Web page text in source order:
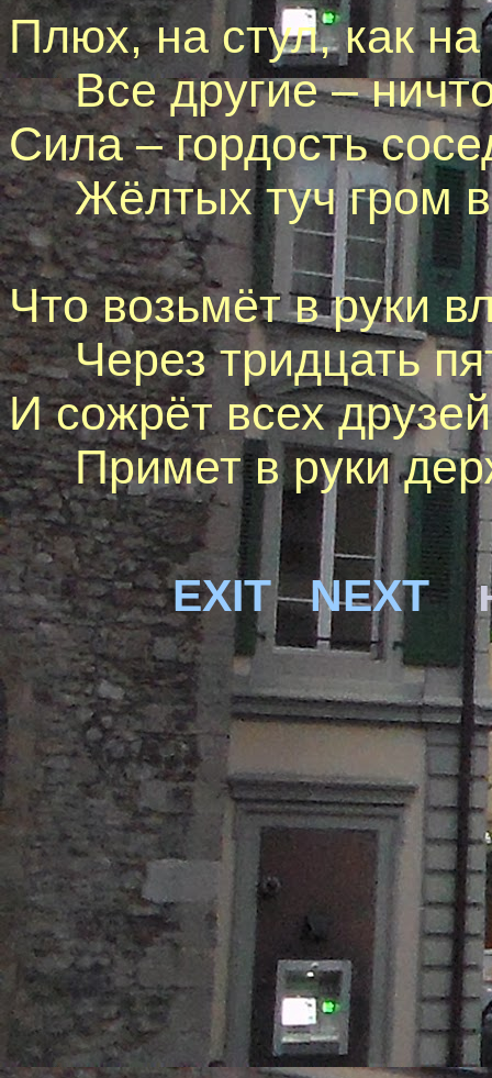
Плюх, на стул, как
Все другие –
Сила – гордость
Жёлтых туч гром в
Что возьмёт в руки
Через тридцать
И сожрёт всех
Примет в руки
EXIT NEXT